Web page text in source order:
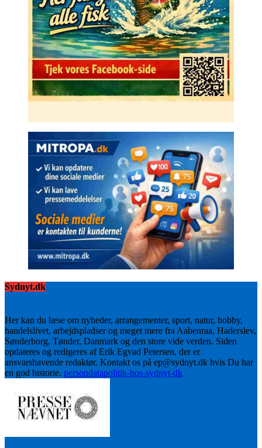
Sydnyt.dk
Her kan du læse om nyheder, arrangementer, sport, natur, hobby,
handelslivet, arbejdspladser og meget mere fra Aabenraa, Haderslev,
Sønderborg, Tønder, Danmark og den store vide verden. Siden
opdateres og redigeres af Erik Egvad Petersen, der er
ansvarshavende redaktør. Kontakt os på ep@sydnyt.dk hvis Du har
en god historie. persondatapolitik-hos-sydnyt-dk